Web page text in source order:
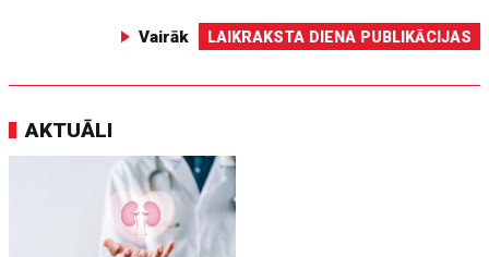
Vairāk LAIKRAKSTA DIENA PUBLIKĀCIJAS
AKTUĀLI